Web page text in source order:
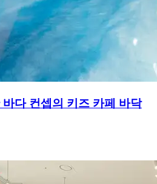
다 컨셉의 키즈 카페 바닥